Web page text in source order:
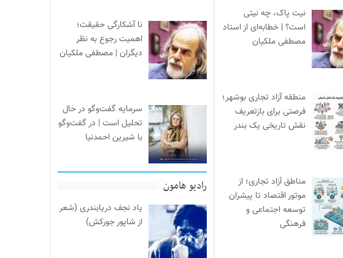
نا آشکارگی حقیقت؛
اهمیت رجوع به نظر
دیگران | مصطفی ملکیان
سرمایه گفت‌وگو در حال
تحلیل است | در گفت‌وگو
با شیرین احمدنیا
رادیو هامون
یاد نجف دریابندری (شعر
از شاپور جورکش)
نیت پاک، چه نیتی
است؟ | خطابه‌ای از استاد
مصطفی ملکیان
منطقه آزاد تجاری بوشهر؛
فرصتی برای بازتعریف
نقش تاریخی یک بندر
مناطق آزاد تجاری؛ از
موتور اقتصاد تا پیشران
توسعه اجتماعی و
فرهنگی